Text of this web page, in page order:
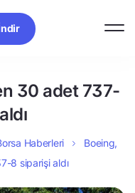
30 adet 737-
Haberleri
Boeing,
8 siparişi aldı